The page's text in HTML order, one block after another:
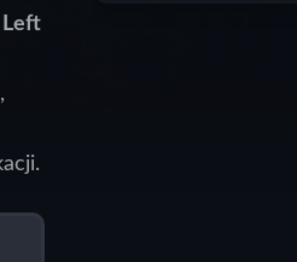
Left